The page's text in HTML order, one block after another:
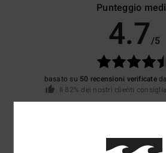
Punteggio
4.7/5
basato su 50 recensioni verificate
Il 82% dei nostri clienti